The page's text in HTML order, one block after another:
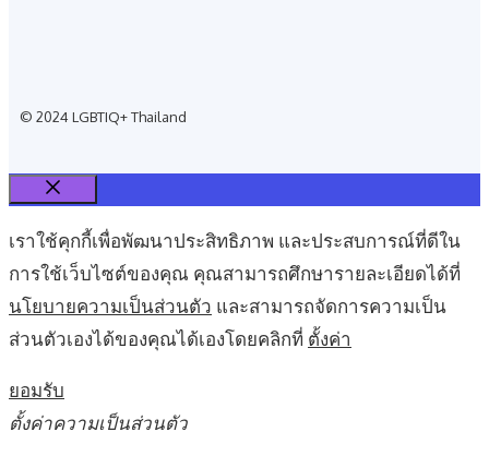
© 2024 LGBTIQ+ Thailand
Close
เราใช้คุกกี้เพื่อพัฒนาประสิทธิภาพ และประสบการณ์ที่ดีใน
การใช้เว็บไซต์ของคุณ คุณสามารถศึกษารายละเอียดได้ที่
นโยบายความเป็นส่วนตัว และสามารถจัดการความเป็น
ส่วนตัวเองได้ของคุณได้เองโดยคลิกที่ ตั้งค่า
ยอมรับ
ตั้งค่าความเป็นส่วนตัว